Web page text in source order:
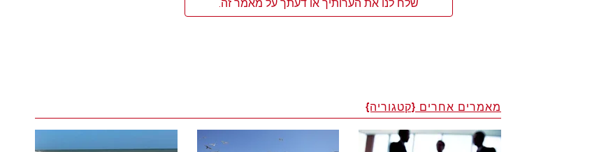
שלח לנו את הערותיך או דעתך על מאמר זה.
מאמרים אחרים {קטגוריה}